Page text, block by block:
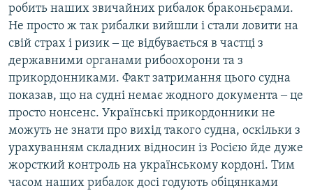
робить наших звичайних рибалок браконьєрами.
Не просто ж так рибалки вийшли і стали ловити на
свій страх і ризик ‒ це відбувається в частці з
державними органами рибоохорони та з
прикордонниками. Факт затримання цього судна
показав, що на судні немає жодного документа ‒ це
просто нонсенс. Українські прикордонники не
можуть не знати про вихід такого судна, оскільки з
урахуванням складних відносин із Росією йде дуже
жорсткий контроль на українському кордоні. Тим
часом наших рибалок досі годують обіцянками